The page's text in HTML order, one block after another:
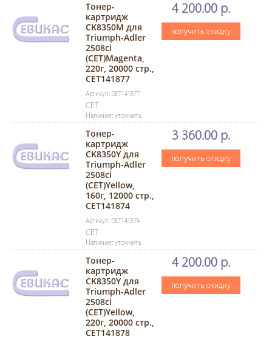
Тонер-
картридж
CK8350M для
Triumph-Adler
2508ci
(CET)Magenta,
220г, 20000 стр.,
CET141877
Артикул: CET141877
CET
Наличие: уточнить
4 200.00 р.
получить скидку
Тонер-
картридж
CK8350Y для
Triumph-Adler
2508ci
(CET)Yellow,
160г, 12000 стр.,
CET141874
Артикул: CET141874
CET
Наличие: уточнить
3 360.00 р.
получить скидку
Тонер-
картридж
CK8350Y для
Triumph-Adler
2508ci
(CET)Yellow,
220г, 20000 стр.,
CET141878
4 200.00 р.
получить скидку